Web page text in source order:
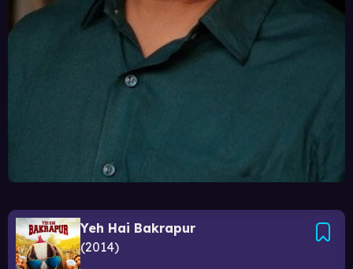
Yeh Hai Bakrapur
2014